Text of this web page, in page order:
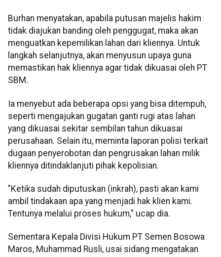
Burhan menyatakan, apabila putusan majelis hakim
tidak diajukan banding oleh penggugat, maka akan
menguatkan kepemilikan lahan dari kliennya. Untuk
langkah selanjutnya, akan menyusun upaya guna
memastikan hak kliennya agar tidak dikuasai oleh PT
SBM.
Ia menyebut ada beberapa opsi yang bisa ditempuh,
seperti mengajukan gugatan ganti rugi atas lahan
yang dikuasai sekitar sembilan tahun dikuasai
perusahaan. Selain itu, meminta laporan polisi terkait
dugaan penyerobotan dan pengrusakan lahan milik
kliennya ditindaklanjuti pihak kepolisian.
"Ketika sudah diputuskan (inkrah), pasti akan kami
ambil tindakaan apa yang menjadi hak klien kami.
Tentunya melalui proses hukum," ucap dia.
Sementara Kepala Divisi Hukum PT Semen Bosowa
Maros, Muhammad Rusli, usai sidang mengatakan